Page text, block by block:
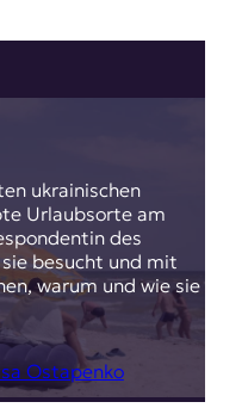
ukrainischen
Urlaubsorte am
des
besucht und mit
warum und wie sie
Ostapenko